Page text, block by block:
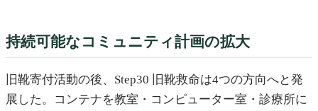
持続可能なコミュニティ計画の拡大
旧靴寄付活動の後、Step30 旧靴救命は4つの方向へと発
展した。コンテナを教室・コンピューター室・診療所に